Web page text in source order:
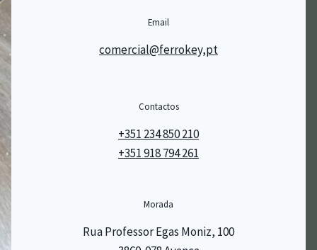
Email
comercial@ferrokey,pt
Contactos
+351 234 850 210
+351 918 794 261
Morada
Rua Professor Egas Moniz, 100